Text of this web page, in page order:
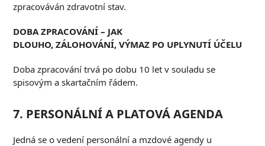
zpracováván zdravotní stav.
DOBA ZPRACOVÁNÍ– JAK
DLOUHO,ZÁLOHOVÁNÍ,VÝMAZ PO UPLYNUTÍ ÚČELU
Doba zpracování trvá po dobu 10 let v souladu se
spisovým a skartačním řádem.
7. PERSONÁLNÍ A PLATOVÁAGENDA
Jedná se o vedení personální a mzdové agendy u